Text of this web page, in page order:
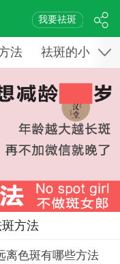
我要祛斑
法 祛斑的小窍门
方法
离色斑有哪些方法